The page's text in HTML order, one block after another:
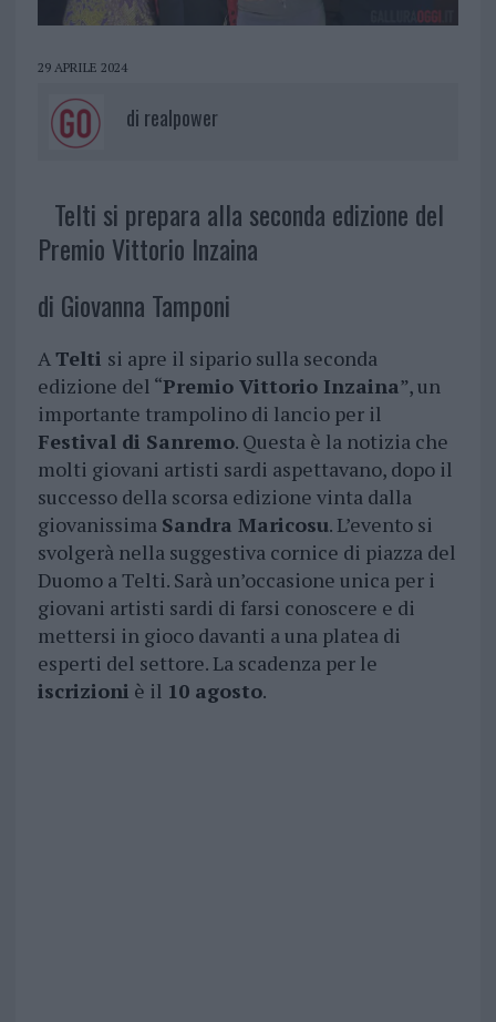
29 APRILE 2024
di realpower
Telti si prepara alla seconda edizione del
Premio Vittorio Inzaina
di Giovanna Tamponi
ATelti si apre il sipario sulla seconda
edizione del “Premio Vittorio Inzaina”, un
importante trampolino di lancio per il
Festival di Sanremo. Questa è la notizia che
molti giovani artisti sardi aspettavano, dopo il
successo della scorsa edizione vinta dalla
giovanissima Sandra Maricosu. L’evento si
svolgerà nella suggestiva cornice di piazza del
Duomo a Telti. Sarà un’occasione unica per i
giovani artisti sardi di farsi conoscere e di
mettersi in gioco davanti a una platea di
esperti del settore. La scadenza per le
iscrizioni è il 10 agosto.